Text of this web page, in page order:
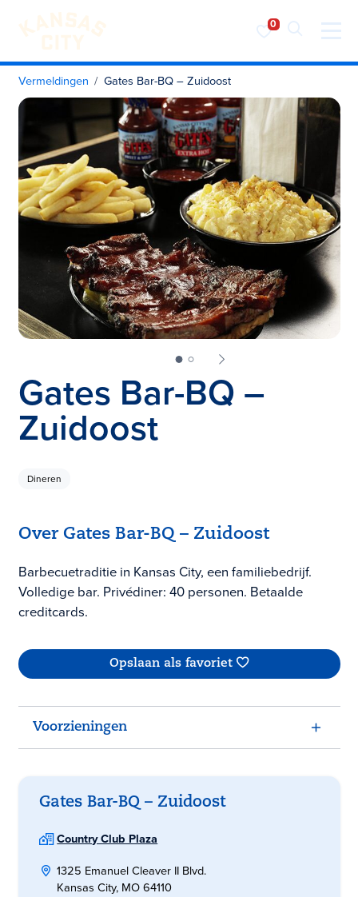
Bezoek KC
Ga naar inhoud
Vermeldingen Gates Bar-BQ – Zuidoost
Gates Bar-BQ –
Zuidoost
Dineren
Over Gates Bar-BQ – Zuidoost
Barbecuetraditie in Kansas City, een familiebedrijf.
Volledige bar. Privédiner: 40 personen. Betaalde
creditcards.
Opslaan als favoriet
Voorzieningen
Gates Bar-BQ – Zuidoost
Country Club Plaza
1325 Emanuel Cleaver II Blvd.
Kansas City, MO 64110